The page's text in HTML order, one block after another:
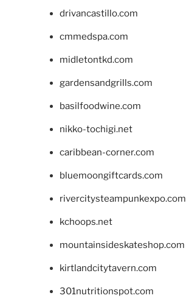
drivancastillo.com
cmmedspa.com
midletontkd.com
gardensandgrills.com
basilfoodwine.com
nikko-tochigi.net
caribbean-corner.com
bluemoongiftcards.com
rivercitysteampunkexpo.com
kchoops.net
mountainsideskateshop.com
kirtlandcitytavern.com
301nutritionspot.com